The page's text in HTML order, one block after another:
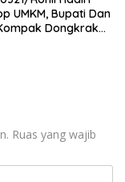
UMKM, Bupati Dan
Dongkrak
Ruas yang wajib